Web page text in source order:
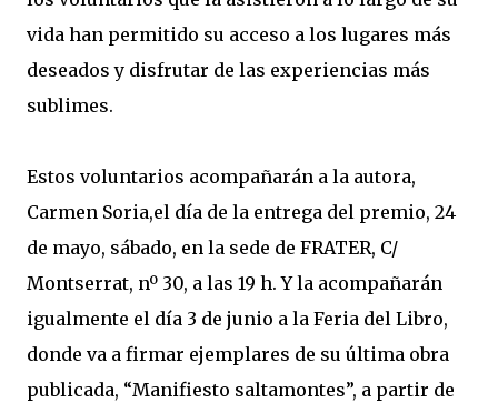
vida han permitido su acceso a los lugares más
deseados y disfrutar de las experiencias más
sublimes.
Estos voluntarios acompañarán a la autora,
Carmen Soria,el día de la entrega del premio, 24
de mayo, sábado, en la sede de FRATER, C/
Montserrat, nº 30, a las 19 h. Y la acompañarán
igualmente el día 3 de junio a la Feria del Libro,
donde va a firmar ejemplares de su última obra
publicada, “Manifiesto saltamontes”, a partir de